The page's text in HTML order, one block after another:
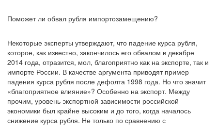
Поможет ли обвал рубля импортозамещению?
Некоторые эксперты утверждают, что падение курса рубля,
которое, как известно, закончилось его обвалом в декабре
2014 года, отразится, мол, благоприятно как на экспорте, так и
импорте России. В качестве аргумента приводят пример
падения курса рубля после дефолта 1998 года. Но что значит
«благоприятное влияние»? Особенно на экспорт. Между
прочим, уровень экспортной зависимости российской
экономики был крайне высоким и до того, когда началось
снижение курса рубля. Не только по сравнению с